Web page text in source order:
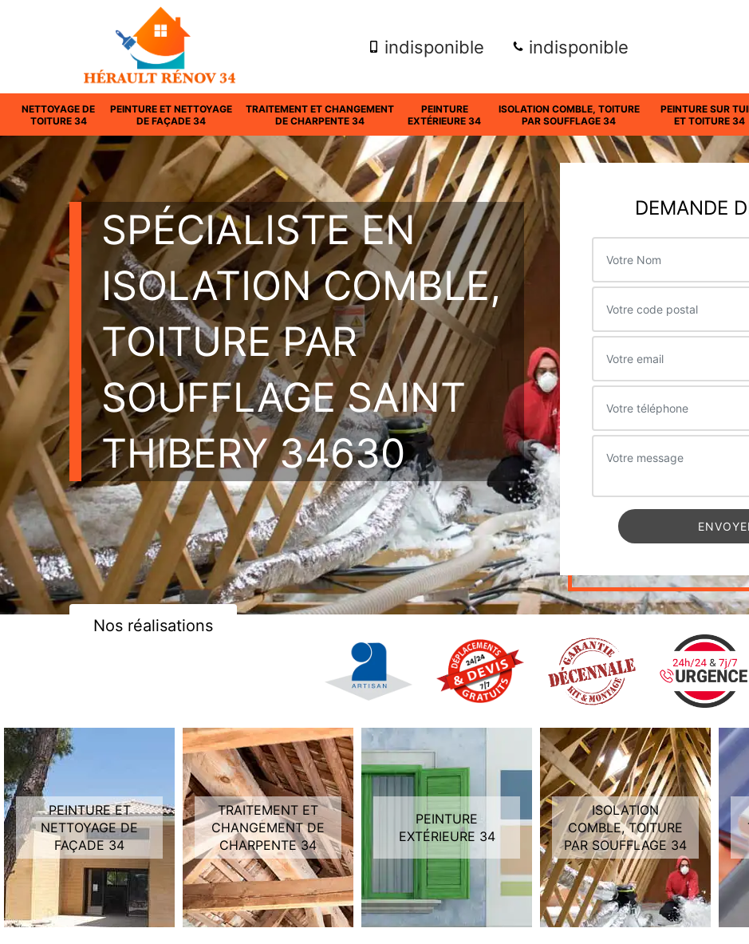
indisponible indisponible
NETTOYAGE DE
TOITURE 34
PEINTURE ET NETTOYAGE
DE FAÇADE 34
TRAITEMENT ET CHANGEMENT
DE CHARPENTE 34
PEINTURE
EXTÉRIEURE 34
ISOLATION COMBLE, TOITURE
PAR SOUFFLAGE 34
PEINTURE SUR
ET TOITURE 34
SPÉCIALISTE EN
ISOLATION COMBLE,
TOITURE PAR
SOUFFLAGE SAINT
THIBERY 34630
Nos réalisations
DEMANDE
PEINTURE ET
NETTOYAGE DE
FAÇADE 34
TRAITEMENT ET
CHANGEMENT DE
CHARPENTE 34
PEINTURE
EXTÉRIEURE 34
ISOLATION
COMBLE, TOITURE
PAR SOUFFLAGE 34